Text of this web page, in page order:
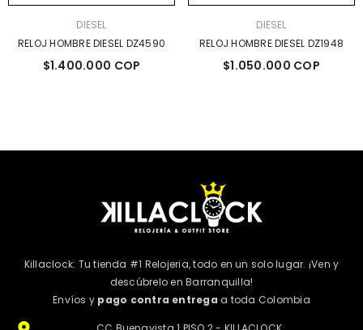
DIESEL
RELOJ HOMBRE DIESEL DZ4590
$1.400.000 COP
DIESEL
RELOJ HOMBRE DIESEL DZ1948
$1.050.000 COP
Killaclock: Tu tienda #1 Relojeria, todo en un solo lugar. ¡Ven y
descúbrelo en Barranquilla!
Envíos y pago contra entrega a toda Colombia